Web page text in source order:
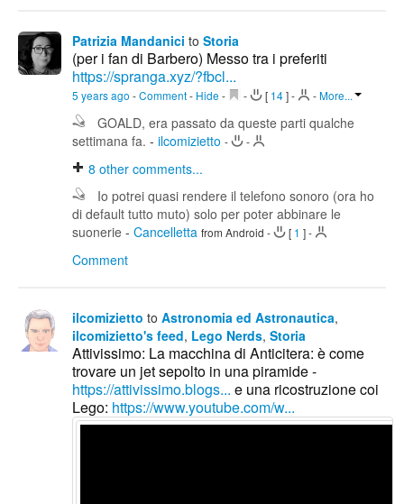
Patrizia Mandanici to Storia
(per i fan di Barbero) Messo tra i preferiti
https://spranga.xyz/?fbcl...
5 years ago -Comment- Hide - - [ 14]- -More...
GOALD, era passato da queste parti qualche
settimana fa. - ilcomizietto - -
8 other comments...
Io potrei quasi rendere il telefono sonoro (ora ho
di default tutto muto) solo per poter abbinare le
suonerie - Cancelletta from Android - [ 1 ]-
Comment
ilcomizietto to Astronomia ed Astronautica,
ilcomizietto's feed, Lego Nerds, Storia
Attivissimo: La macchina di Anticitera: è come
trovare un jet sepolto in una piramide -
https://attivissimo.blogs... e una ricostruzione coi
Lego: https://www.youtube.com/w...